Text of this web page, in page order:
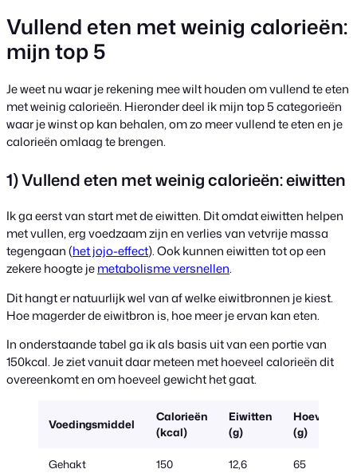
Vullend eten met weinig calorieën:
mijn top 5
Je weet nu waar je rekening mee wilt houden om vullend te eten
met weinig calorieën. Hieronder deel ik mijn top 5 categorieën
waar je winst op kan behalen, om zo meer vullend te eten en je
calorieën omlaag te brengen.
1) Vullend eten met weinig calorieën: eiwitten
Ik ga eerst van start met de eiwitten. Dit omdat eiwitten helpen
met vullen, erg voedzaam zijn en verlies van vetvrije massa
tegengaan (het jojo-effect). Ook kunnen eiwitten tot op een
zekere hoogte jemetabolisme versnellen.
Dit hangt er natuurlijk wel van af welke eiwitbronnen je kiest.
Hoe magerder de eiwitbron is, hoe meer je ervan kan eten.
In onderstaande tabel ga ik als basis uit van een portie van
150kcal. Je ziet vanuit daar meteen met hoeveel calorieën dit
overeenkomt en om hoeveel gewicht het gaat.
Voedingsmiddel
Calorieën
(kcal)
Eiwitten
(g)
(g)
Gehakt 150 12,6 65